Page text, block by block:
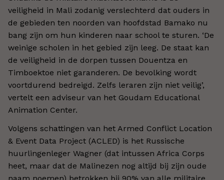
veiligheid in Mali zodanig verslechterd dat ouders in
de gebieden ten noorden van hoofdstad Bamako nu
bang zijn om hun kinderen naar school te sturen. ‘De
weinige scholen in het gebied zijn leeg. De staat kan
de veiligheid in de dorpen tussen Douentza en
Timboektoe niet garanderen. De bevolking wordt
voortdurend bedreigd. Zelfs leraren zijn niet veilig’,
vertelt een adviseur van het Goudam Educational
Animation Center.
Volgens schattingen van het Armed Conflict Location
& Event Data Project (ACLED) is het Russische
huurlingenleger Wagner (dat intussen Africa Corps
heet, maar dat de Malinezen nog altijd bij zijn oude
naam noemen) betrokken bij 90% van alle militaire